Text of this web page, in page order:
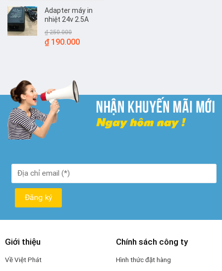
là:
₫ 100.000.
tại
là:
Adapter máy in
nhiệt 24v 2.5A
₫250.000
Giá
₫190.000Giá
Giới thiệu
Về Việt Phát
Chính sách công ty
Hình thức đặt hàng